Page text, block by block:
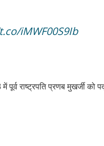
iMWF00S9Ib
राष्ट्रपति प्रणब मुखर्जी को